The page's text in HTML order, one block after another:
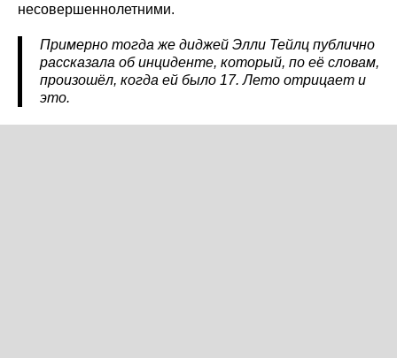
несовершеннолетними.
Примерно тогда же диджей Элли Тейлц публично
рассказала об инциденте, который, по её словам,
произошёл, когда ей было 17. Лето отрицает и
это.